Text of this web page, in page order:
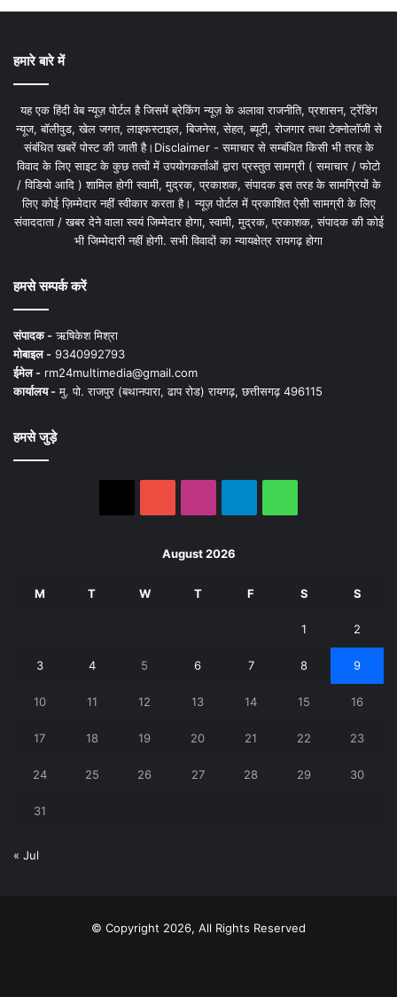
हमारे बारे में
यह एक हिंदी वेब न्यूज़ पोर्टल है जिसमें ब्रेकिंग न्यूज़ के अलावा राजनीति, प्रशासन, ट्रेंडिंग
न्यूज, बॉलीवुड, खेल जगत, लाइफस्टाइल, बिजनेस, सेहत, ब्यूटी, रोजगार तथा टेक्नोलॉजी से
संबंधित खबरें पोस्ट की जाती है।Disclaimer - समाचार से सम्बंधित किसी भी तरह के
विवाद के लिए साइट के कुछ तत्वों में उपयोगकर्ताओं द्वारा प्रस्तुत सामग्री ( समाचार / फोटो
/ विडियो आदि ) शामिल होगी स्वामी, मुद्रक, प्रकाशक, संपादक इस तरह के सामग्रियों के
लिए कोई ज़िम्मेदार नहीं स्वीकार करता है। न्यूज़ पोर्टल में प्रकाशित ऐसी सामग्री के लिए
संवाददाता / खबर देने वाला स्वयं जिम्मेदार होगा, स्वामी, मुद्रक, प्रकाशक, संपादक की कोई
भी जिम्मेदारी नहीं होगी. सभी विवादों का न्यायक्षेत्र रायगढ़ होगा
हमसे सम्पर्क करें
संपादक -ऋषिकेश मिश्रा
मोबाइल - 9340992793
ईमेल - rm24multimedia@gmail.com
कार्यालय -मु. पो. राजपुर (बथानपारा, ढाप रोड) रायगढ़, छत्तीसगढ़ 496115
हमसे जुड़े
August 2026
M T W T F S S
1 2
3 4 5 6 7 8 9
10 11 12 13 14 15 16
17 18 19 20 21 22 23
24 25 26 27 28 29 30
31
« Jul
© Copyright 2026, All Rights Reserved